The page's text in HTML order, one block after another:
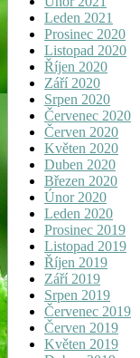
Leden 2021
Prosinec 2020
Listopad 2020
Říjen 2020
Září 2020
Srpen 2020
Červenec 2020
Červen 2020
Květen 2020
Duben 2020
Březen 2020
Únor 2020
Leden 2020
Prosinec 2019
Listopad 2019
Říjen 2019
Září 2019
Srpen 2019
Červenec 2019
Červen 2019
Květen 2019